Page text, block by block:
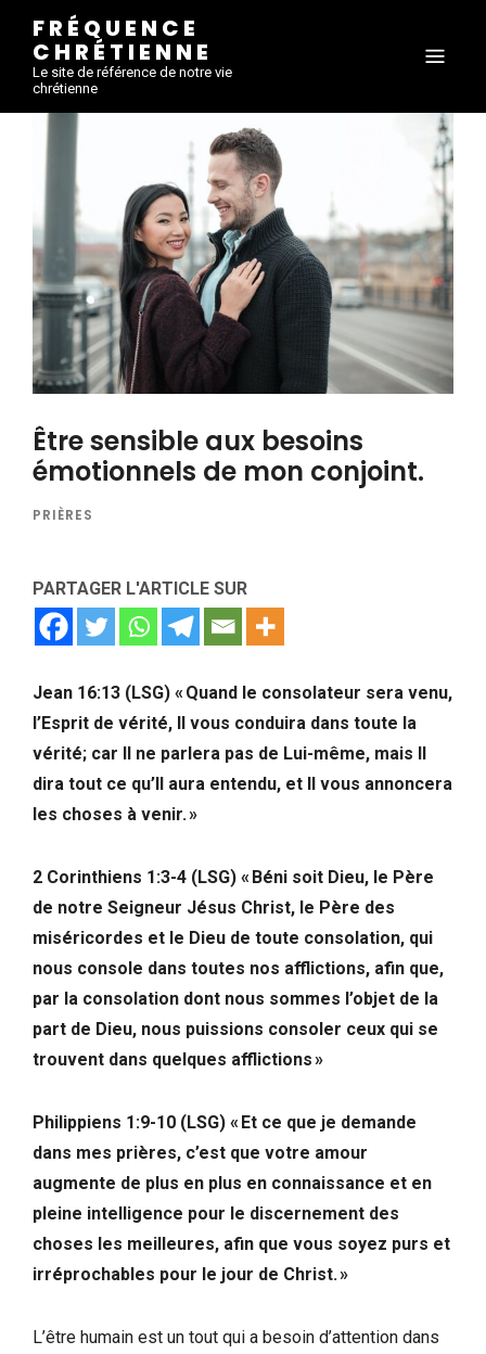
FRÉQUENCE
CHRÉTIENNE
Le site de référence de notre vie
chrétienne
Être sensible aux besoins
émotionnels de mon conjoint.
PRIÈRES
PARTAGER L'ARTICLE SUR
Jean 16:13 (LSG) « Quand le consolateur sera venu,
l’Esprit de vérité, Il vous conduira dans toute la
vérité; car Il ne parlera pas de Lui-même, mais Il
dira tout ce qu’Il aura entendu, et Il vous annoncera
les choses à venir. »
2 Corinthiens 1:3-4 (LSG) « Béni soit Dieu, le Père
de notre Seigneur Jésus Christ, le Père des
miséricordes et le Dieu de toute consolation, qui
nous console dans toutes nos afflictions, afin que,
par la consolation dont nous sommes l’objet de la
part de Dieu, nous puissions consoler ceux qui se
trouvent dans quelques afflictions »
Philippiens 1:9-10 (LSG) « Et ce que je demande
dans mes prières, c’est que votre amour
augmente de plus en plus en connaissance et en
pleine intelligence pour le discernement des
choses les meilleures, afin que vous soyez purs et
irréprochables pour le jour de Christ. »
L’être humain est un tout qui a besoin d’attention dans